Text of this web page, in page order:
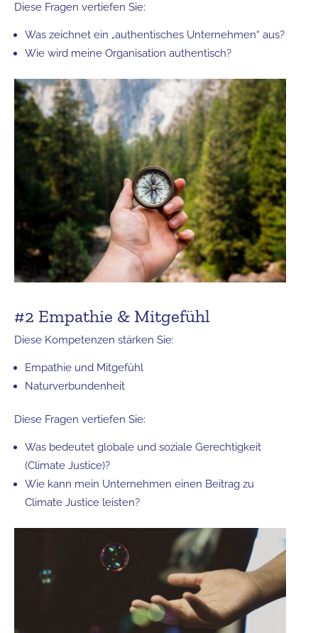
Diese Fragen vertiefen Sie:
Was zeichnet ein „authentisches Unternehmen“ aus?
Wie wird meine Organisation authentisch?
#2 Empathie & Mitgefühl
Diese Kompetenzen stärken Sie:
Empathie und Mitgefühl
Naturverbundenheit
Diese Fragen vertiefen Sie:
Was bedeutet globale und soziale Gerechtigkeit
(Climate Justice)?
Wie kann mein Unternehmen einen Beitrag zu
Climate Justice leisten?